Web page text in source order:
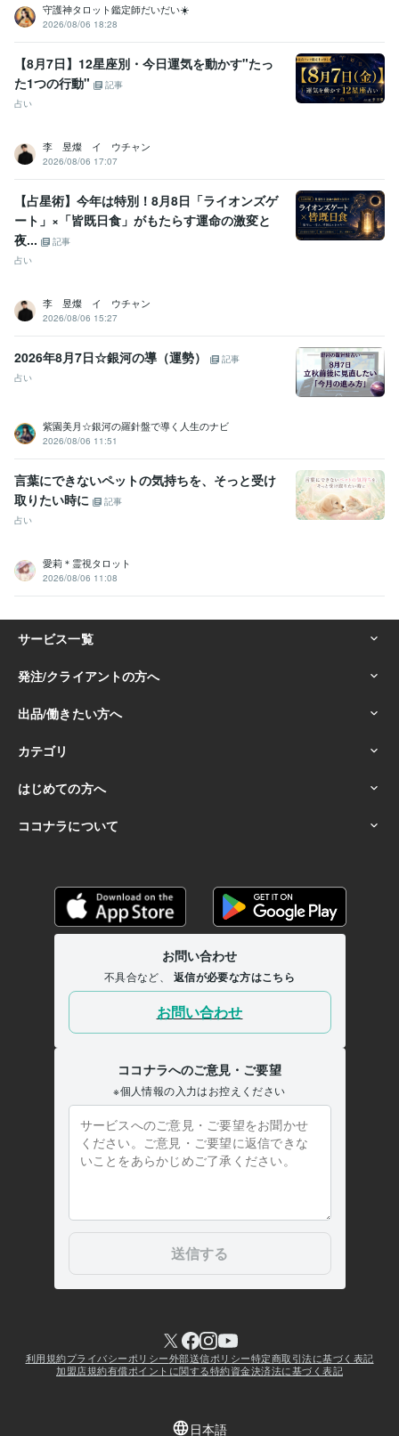
メンタル心理カウンセラー 取得年 : 2020年
上級心理カウンセラー
タロットリーディングマスター 取得年 : 2022年
その他ツール
お悩み・人生相談:29年
エネルギーワーク【２０２３．５月開始】:2年
得意分野
悩み相談・カウンセリング 愚痴やお悩み、お話し相手 メンタル、鬱
病、パニック障害のお悩み相談 不登校・子育てのお悩み相談
カウンセリング
話し相手
お悩み相談
占い
オラクルカード 恋愛占い
前世占い
守護霊占い
守護神タロット鑑定師だいだい☀️
2026/08/06 18:28
【8月7日】12星座別・今日運気を動かす"たっ
た1つの行動"
記事
占い
李 昱燦 イ ウチャン
2026/08/06 17:07
【占星術】今年は特別！8月8日「ライオンズゲ
ート」×「皆既日食」がもたらす運命の激変と
夜...
記事
占い
李 昱燦 イ ウチャン
2026/08/06 15:27
2026年8月7日☆銀河の導（運勢）
記事
占い
紫園美月☆銀河の羅針盤で導く人生のナビ
2026/08/06 11:51
言葉にできないペットの気持ちを、そっと受け
取りたい時に
記事
占い
愛莉＊霊視タロット
2026/08/06 11:08